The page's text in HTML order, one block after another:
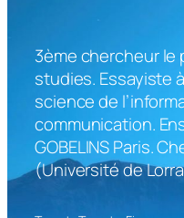
3ème chercheur le
studies. Essayiste
science de
communication.
GOBELINS Paris.
(Université de